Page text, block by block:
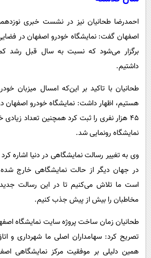
احمدرضا طحانیان نیز در نشست خبری
برگزار می‌شود که نسبت به سال قبل رشد
داشتیم.
هستیم، اظهار داشت: نمایشگاه خودرو اصفهان
۴۵ هزار نفری را ثبت کرد همچنین تعداد
نمایشگاه رونمایی شد.
وی به تغییر رسالت نمایشگاهی در دنیا اشاره
در جهان دیگر از حالت نمایشگاهی خارج
است ما تلاش می‌کنیم تا در این رسالت
مخاطبان را بیش از پیش جذب کنیم.
تصریح کرد: سهامداران اصلی ما شهرداری و
همین دلیلی بر موفقیت مرکز نمایشگاهی